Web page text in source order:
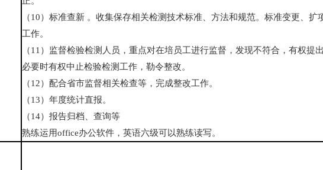
（10）标准查新 。收集保存相关检测技术标准、方法和规范。标准变更、扩
工作。
（11）监督检验检测人员，重点对在培员工进行监督，发现不符合，有权提
必要时有权中止检验检测工作，勒令整改。
（12）配合省市监督相关检查等，完成整改工作。
（13）年度统计直报。
（14）报告归档、查询等
熟练运用office办公软件，英语六级可以熟练读写。